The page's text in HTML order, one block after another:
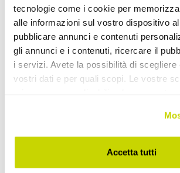
tecnologie come i cookie per
alle informazioni sul vostro dispositivo
pubblicare annunci e contenuti
gli annunci e i contenuti, ricercare il
i servizi. Avete la possibilità di scegliere
vostri dati e per quali scopi. Le vostre
modificare o revocare il proprio
momento dalla Dichiarazione sui
sull'icona di attivazione della privacy.
Accetta tutti
Your product